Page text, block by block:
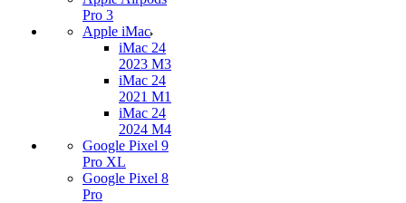
Pro 3
Apple iMac
iMac 24
2023 M3
iMac 24
2021 M1
iMac 24
2024 M4
Google Pixel 9
Pro XL
Google Pixel 8
Pro